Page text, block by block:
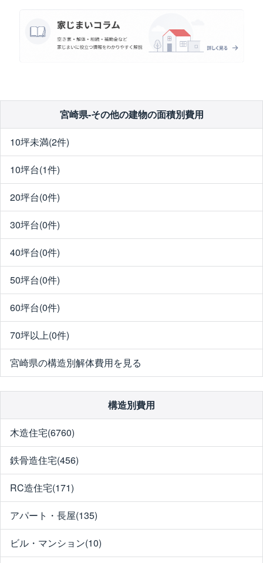
宮崎県-その他の建物の面積別費用
10坪未満(2件)
10坪台(1件)
20坪台(0件)
30坪台(0件)
40坪台(0件)
50坪台(0件)
60坪台(0件)
70坪以上(0件)
宮崎県の構造別解体費用を見る
構造別費用
木造住宅(6760)
鉄骨造住宅(456)
RC造住宅(171)
アパート・長屋(135)
ビル・マンション(10)